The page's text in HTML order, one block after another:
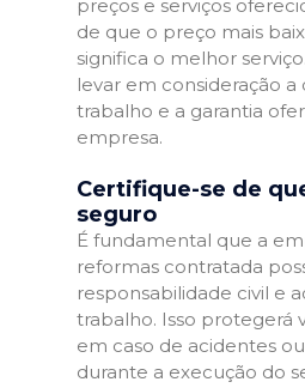
preços e serviços
de que o preço mais
significa o melhor
levar em consideração a
trabalho e a garantia
empresa.
Certifique-se de
seguro
É fundamental que a
reformas contratada
responsabilidade civil e
trabalho. Isso protegerá
em caso de acidentes
durante a execução do